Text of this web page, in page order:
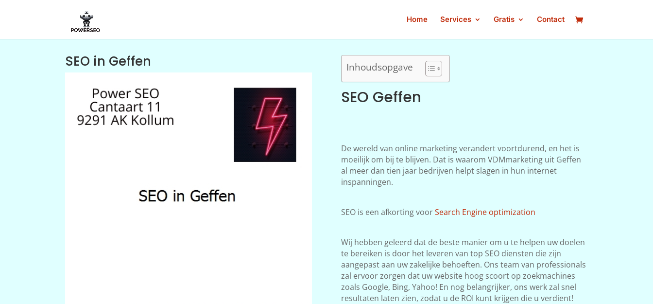
Home Services Gratis Contact
SEO in Geffen Inhoudsopgave
SEO Geffen
De wereld van online marketing verandert voortdurend, en het is
moeilijk om bij te blijven. Dat is waarom VDMmarketing uit Geffen
al meer dan tien jaar bedrijven helpt slagen in hun internet
inspanningen.
SEO is een afkorting voorSearch Engine optimization
Wij hebben geleerd dat de beste manier om u te helpen uw doelen
te bereiken is door het leveren van top SEO diensten die zijn
aangepast aan uw zakelijke behoeften. Ons team van professionals
zal ervoor zorgen dat uw website hoog scoort op zoekmachines
zoals Google, Bing, Yahoo! En nog belangrijker, ons werk zal snel
resultaten laten zien, zodat u de ROI kunt krijgen die u verdient!